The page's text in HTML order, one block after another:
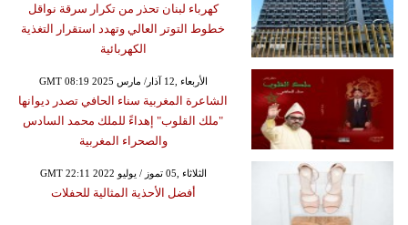
كهرباء لبنان تحذر من تكرار سرقة نواقل
خطوط التوتر العالي وتهدد استقرار التغذية
الكهربائية
GMT 08:19 2025 الأربعاء ,12 آذار/ مارس
الشاعرة المغربية سناء الحافي تصدر ديوانها
"ملك القلوب" إهداءً للملك محمد السادس
والصحراء المغربية
GMT 22:11 2022 الثلاثاء ,05 تموز / يوليو
أفضل الأحذية المثالية للحفلات